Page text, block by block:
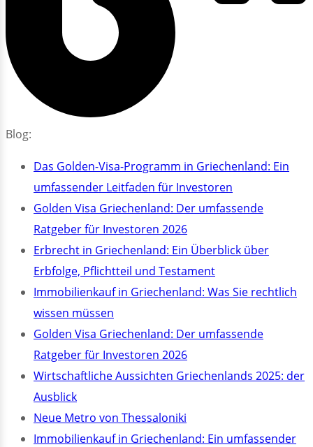
Blog:
Das Golden-Visa-Programm in Griechenland: Ein
umfassender Leitfaden für Investoren
Golden Visa Griechenland: Der umfassende
Ratgeber für Investoren 2026
Erbrecht in Griechenland: Ein Überblick über
Erbfolge, Pflichtteil und Testament
Immobilienkauf in Griechenland: Was Sie rechtlich
wissen müssen
Golden Visa Griechenland: Der umfassende
Ratgeber für Investoren 2026
Wirtschaftliche Aussichten Griechenlands 2025: der
Ausblick
Neue Metro von Thessaloniki
Immobilienkauf in Griechenland: Ein umfassender